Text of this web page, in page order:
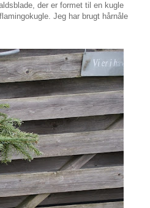
der er formet til en kugle
Jeg har brugt hårnåle